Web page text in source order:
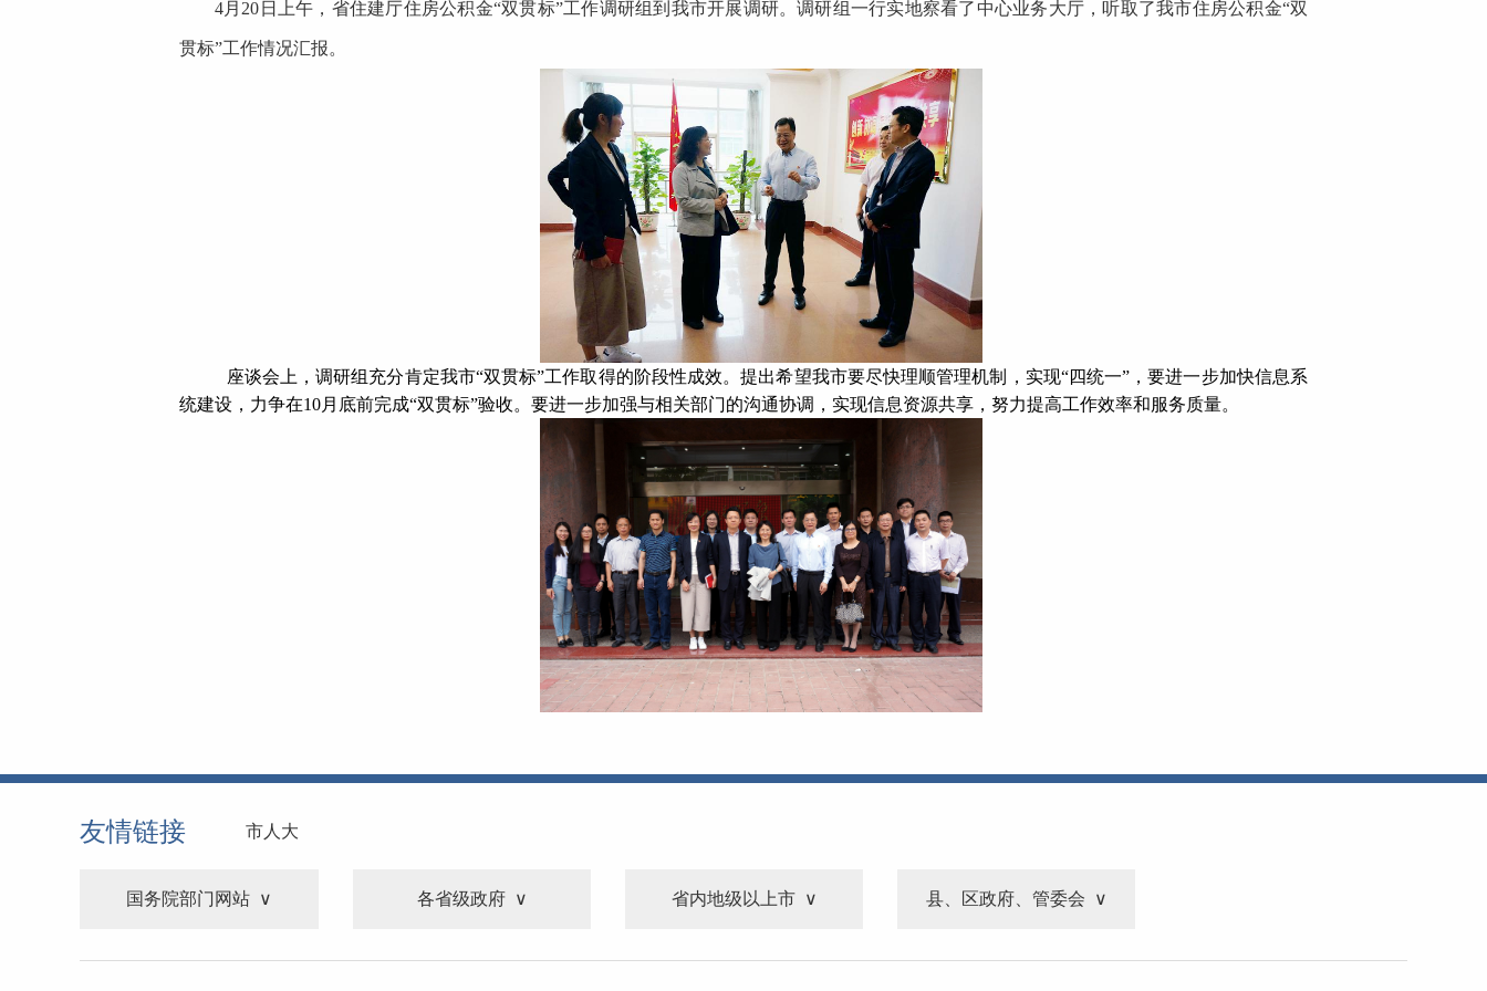
4月20日上午，省住建厅住房公积金“双贯标”工作调研组到我市开展调研。调研组一行实地察看了中心业务大厅，听取了我市住房公积金“双
贯标”工作情况汇报。
座谈会上，调研组充分肯定我市“双贯标”工作取得的阶段性成效。提出希望我市要尽快理顺管理机制，实现“四统一”，要进一步加快信息系
统建设，力争在10月底前完成“双贯标”验收。要进一步加强与相关部门的沟通协调，实现信息资源共享，努力提高工作效率和服务质量。
友情链接 市人大
国务院部门网站 各省级政府 省内地级以上市 县、区政府、管委会